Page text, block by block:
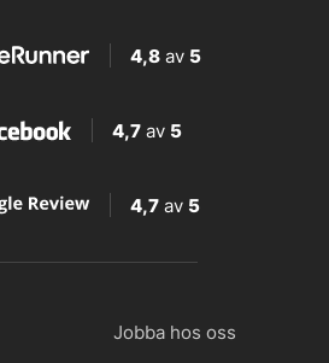
4,8 av 5
4,7 av 5
4,7 av 5
Jobba hos oss